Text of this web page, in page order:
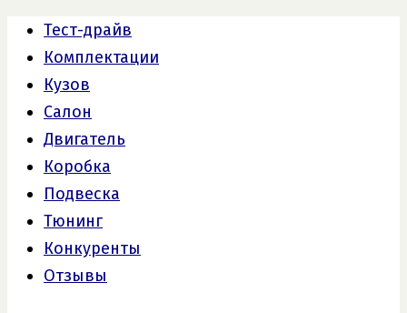
Тест-драйв
Комплектации
Кузов
Салон
Двигатель
Коробка
Подвеска
Тюнинг
Конкуренты
Отзывы